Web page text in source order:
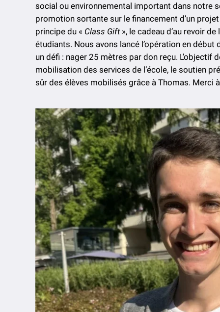
social ou environnemental important dans notre
promotion sortante sur le financement d’un
principe du « Class Gift», le cadeau d’au revoir
étudiants. Nous avons lancé l’opération en début
un défi : nager 25 mètres par don reçu. L’objectif
mobilisation des services de l’école, le soutien
sûr des élèves mobilisés grâce à Thomas. Merci